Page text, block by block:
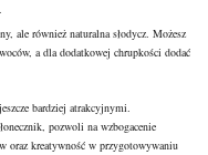
ale również naturalna słodycz. Możesz
a dla dodatkowej chrupkości dodać
bardziej atrakcyjnymi.
pozwoli na wzbogacenie
oraz kreatywność w przygotowywaniu